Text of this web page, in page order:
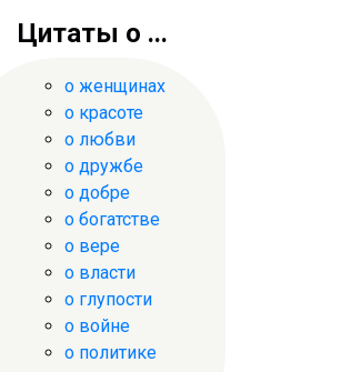
Цитаты о ...
о женщинах
о красоте
о любви
о дружбе
о добре
о богатстве
о вере
о власти
о глупости
о войне
о политике